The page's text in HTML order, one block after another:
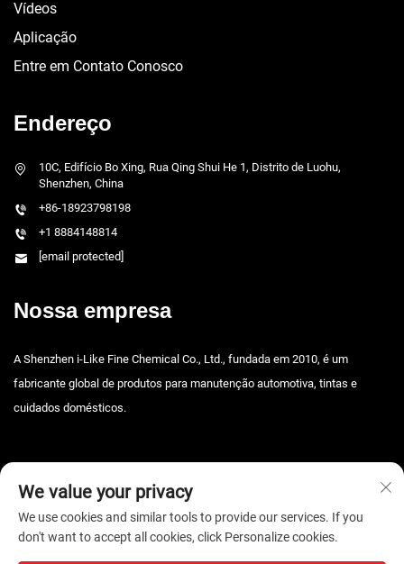
Vídeos
Aplicação
Entre em Contato Conosco
Endereço
10C, Edifício Bo Xing, Rua Qing Shui He 1, Distrito de Luohu,
Shenzhen, China
+86-18923798198
+1 8884148814
[email protected]
Nossa empresa
A Shenzhen i-Like Fine Chemical Co., Ltd., fundada em 2010, é um
fabricante global de produtos para manutenção automotiva, tintas e
cuidados domésticos.
Copyright © 2026 Shenzhen i-Like Fine Chemical Co., Ltd. Todos os
We value your privacy
We use cookies and similar tools to provide our services. If you
don't want to accept all cookies, click Personalize cookies.